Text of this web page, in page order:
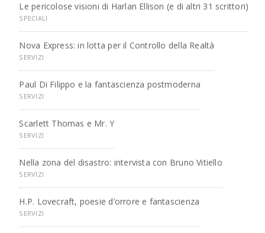
Le pericolose visioni di Harlan Ellison (e di altri 31 scrittori)
SPECIALI
Nova Express: in lotta per il Controllo della Realtà
SERVIZI
Paul Di Filippo e la fantascienza postmoderna
SERVIZI
Scarlett Thomas e Mr. Y
SERVIZI
Nella zona del disastro: intervista con Bruno Vitiello
SERVIZI
H.P. Lovecraft, poesie d’orrore e fantascienza
SERVIZI